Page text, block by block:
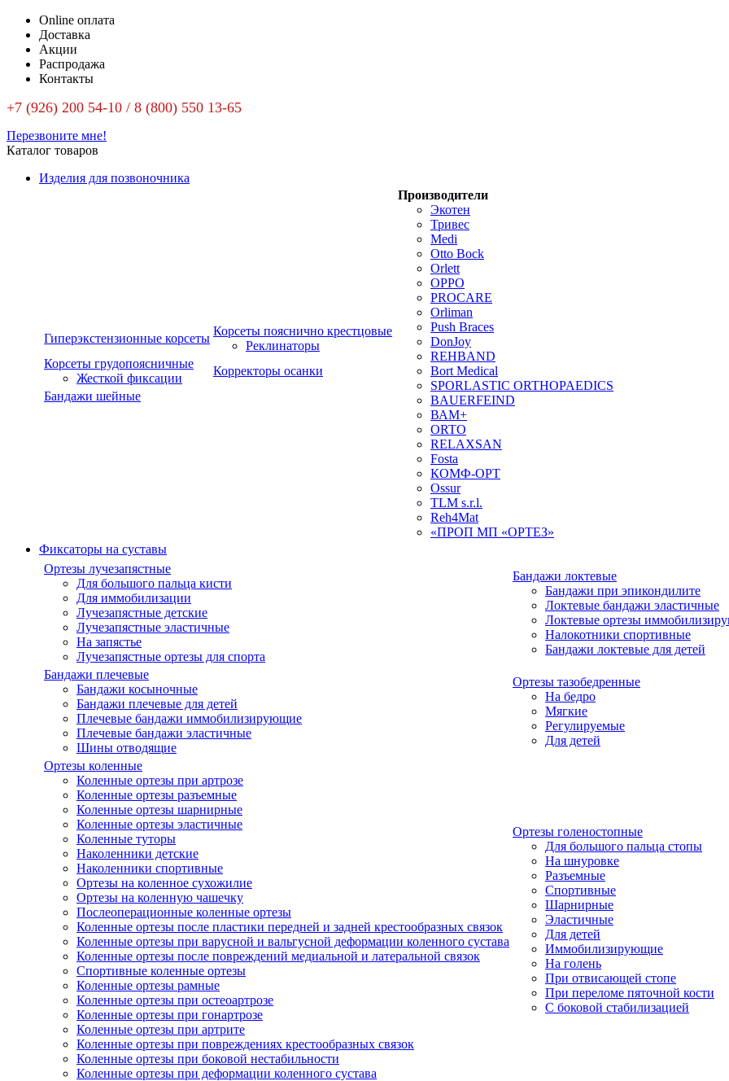
Online оплата
Доставка
Акции
Распродажа
Контакты
+7 (926) 200 54-10 / 8 (800) 550 13-65
Перезвоните мне!
Каталог товаров
Изделия для позвоночника
Гиперэкстензионные корсеты
Корсеты пояснично крестцовые
Реклинаторы
Корсеты грудопоясничные
Жесткой фиксации
Корректоры осанки
Бандажи шейные
Производители
Экотен
Тривес
Medi
Otto Bock
Orlett
OPPO
PROCARE
Orliman
Push Braces
DonJoy
REHBAND
Bort Medical
SPORLASTIC ORTHOPAEDICS
BAUERFEIND
ВАМ+
ORTO
RELAXSAN
Fosta
КОМФ-ОРТ
Ossur
TLM s.r.l.
Reh4Mat
«ПРОП МП «ОРТЕЗ»
Фиксаторы на суставы
Ортезы лучезапястные
Для большого пальца кисти
Для иммобилизации
Лучезапястные детские
Лучезапястные эластичные
На запястье
Лучезапястные ортезы для спорта
Бандажи локтевые
Бандажи при эпикондилите
Локтевые бандажи эластичные
Локтевые ортезы
Налокотники спортивные
Бандажи локтевые для детей
Бандажи плечевые
Бандажи косыночные
Бандажи плечевые для детей
Плечевые бандажи иммобилизирующие
Плечевые бандажи эластичные
Шины отводящие
Ортезы тазобедренные
На бедро
Мягкие
Регулируемые
Для детей
Ортезы коленные
Коленные ортезы при артрозе
Коленные ортезы разъемные
Коленные ортезы шарнирные
Коленные ортезы эластичные
Коленные туторы
Наколенники детские
Наколенники спортивные
Ортезы на коленное сухожилие
Ортезы на коленную чашечку
Послеоперационные коленные ортезы
Коленные ортезы после пластики передней и задней крестообразных связок
Коленные ортезы при варусной и вальгусной деформации коленного сустава
Коленные ортезы после повреждений медиальной и латеральной связок
Спортивные коленные ортезы
Коленные ортезы рамные
Коленные ортезы при остеоартрозе
Коленные ортезы при гонартрозе
Коленные ортезы при артрите
Коленные ортезы при повреждениях крестообразных связок
Коленные ортезы при боковой нестабильности
Коленные ортезы при деформации коленного сустава
Ортезы голеностопные
Для большого пальца стопы
На шнуровке
Разъемные
Спортивные
Шарнирные
Эластичные
Для детей
Иммобилизирующие
На голень
При отвисающей стопе
При переломе пяточной кости
С боковой стабилизацией